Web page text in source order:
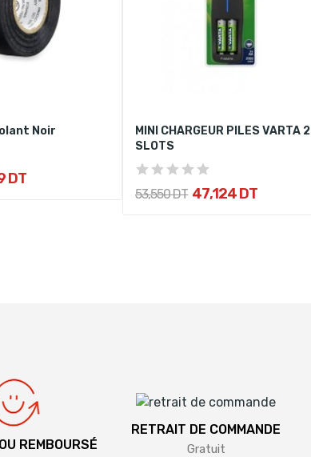
Noir
DT
MINI CHARGEUR PILES VARTA 2
SLOTS
53,550 DT 47,124 DT
REMBOURSÉ
RETRAIT DE COMMANDE
Gratuit